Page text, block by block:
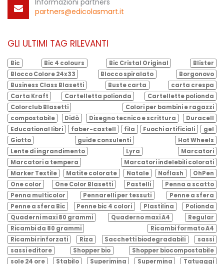
partners@edicolasmart.it
GLI ULTIMI TAG RILEVANTI
Bic Bic 4 colours Bic Cristal Original
Blister
Blocco Colore 24x33
Blocco spiralato
Borgonovo
Business Class Blasetti
Buste carta
carta crespa
Carta Kraft
Cartelletta polionda
Cartellette polionda
Colorclub Blasetti
Colori per bambini e ragazzi
compostabile
Didò Disegno tecnico e scrittura
Duracell
Educational libri
faber-castell fila Fuochi artificiali
gel
Giotto
guide consulenti
Hot Wheels
Lente di ingrandimento
Lyra
Marcatori
Marcatori a tempera
Marcatori indelebili colorati
Marker Textile
Matite colorate Natale Noflash
OhPen
One color
One Color Blasetti Pastelli
Penna a scatto
Penna multicolor
Pennarelli per tessuti
Penne a sfera
Penne a sfera Bic
Penne bic 4 colori Plastilina
Polionda
Quaderni maxi 80 grammi
Quaderno maxi A4
Regular
Ricambi da 80 grammi
Ricambi formato A4
Ricambi rinforzati
Riza Sacchetti biodegradabili
sassi
sassi editore
Shopper bio
Shopper biocompostabile
sole 24 ore
Stabilo Superimina Supermina
Tatuaggi